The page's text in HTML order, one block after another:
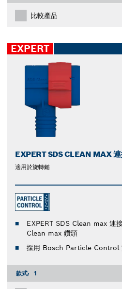
比較產品
EXPERT
EXPERT SDS CLEAN MAX
適用於旋轉鎚
EXPERT SDS Clean max 連
Clean max 鑽頭
採用 Bosch Particle Control
款式: 1